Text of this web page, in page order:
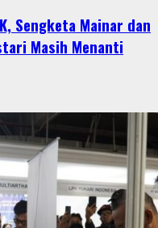
Sengketa Mainar dan
Masih Menanti